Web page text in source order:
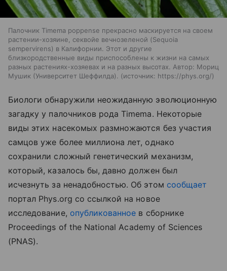
Палочник Timema poppense прекрасно маскируется на своем
растении-хозяине, секвойе вечнозеленой (Sequoia
sempervirens) в Калифорнии. Этот и другие
близкородственные виды приспособлены к жизни на самых
разных растениях-хозяевах и на разных высотах. Автор: Мориц
Мушик (Университет Шеффилда).
источник: https://phys.org/
Биологи обнаружили неожиданную эволюционную
загадку у палочников рода Timema. Некоторые
виды этих насекомых размножаются без участия
самцов уже более миллиона лет, однако
сохранили сложный генетический механизм,
который, казалось бы, давно должен был
исчезнуть за ненадобностью. Об этом сообщает
портал Phys.org со ссылкой на новое
исследование, опубликованное в сборнике
Proceedings of the National Academy of Sciences
(PNAS).